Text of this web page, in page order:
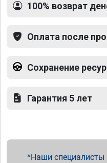
100% возврат
Оплата после
Сохранение
Гарантия 5 лет
Наши специалисты